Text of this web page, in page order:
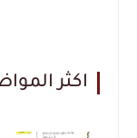
اكثر